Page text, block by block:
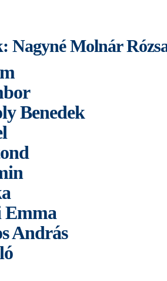
Nagyné Molnár
Benedek
András